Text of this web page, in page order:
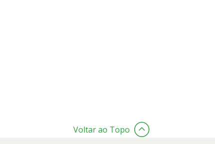
Voltar ao Topo